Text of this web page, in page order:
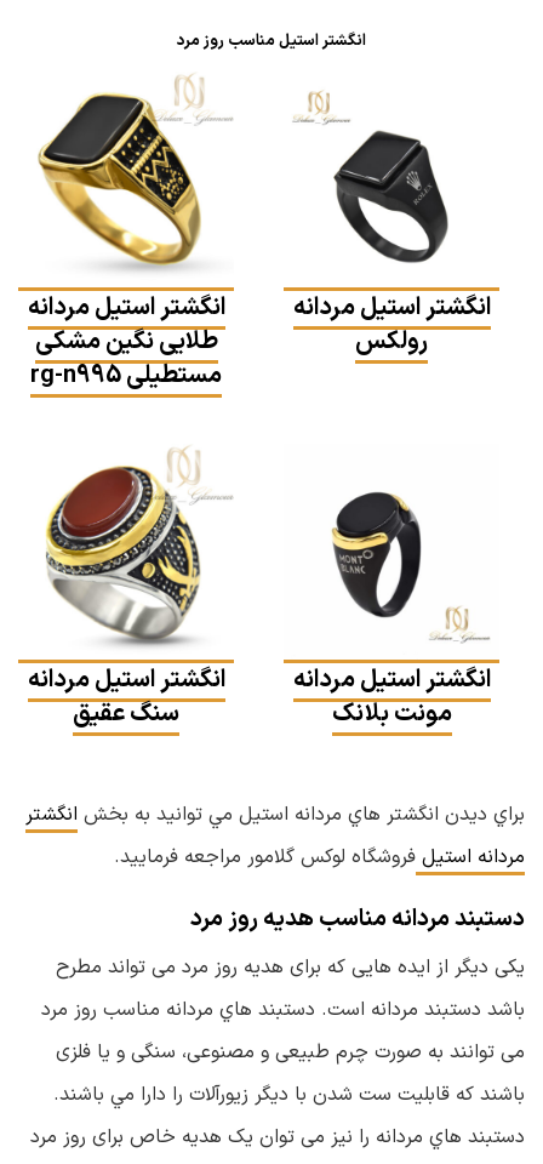
انگشتر استیل مناسب روز مرد
انگشتر استیل مردانه
رولکس
انگشتر استیل مردانه
طلایی نگین مشکی
مستطیلی rg-n995
انگشتر استیل مردانه
مونت بلانک
انگشتر استیل مردانه
سنگ عقیق
براي ديدن انگشتر هاي مردانه استيل مي توانيد به بخش انگشتر
مردانه استیل فروشگاه لوكس گلامور مراجعه فرماييد.
دستبند مردانه مناسب هدیه روز مرد
یکی دیگر از ایده هایی که برای هدیه روز مرد می تواند مطرح
باشد دستبند مردانه است. دستبند هاي مردانه مناسب روز مرد
می توانند به صورت چرم طبیعی و مصنوعی، سنگی و یا فلزی
باشند كه قابليت ست شدن با ديگر زيورآلات را دارا مي باشند.
دستبند هاي مردانه را نیز می توان یک هدیه خاص برای روز مرد